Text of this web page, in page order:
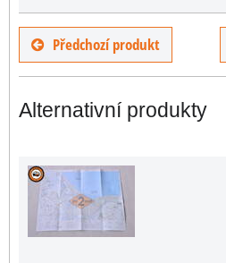
Předchozí produkt
Alternativní produkty